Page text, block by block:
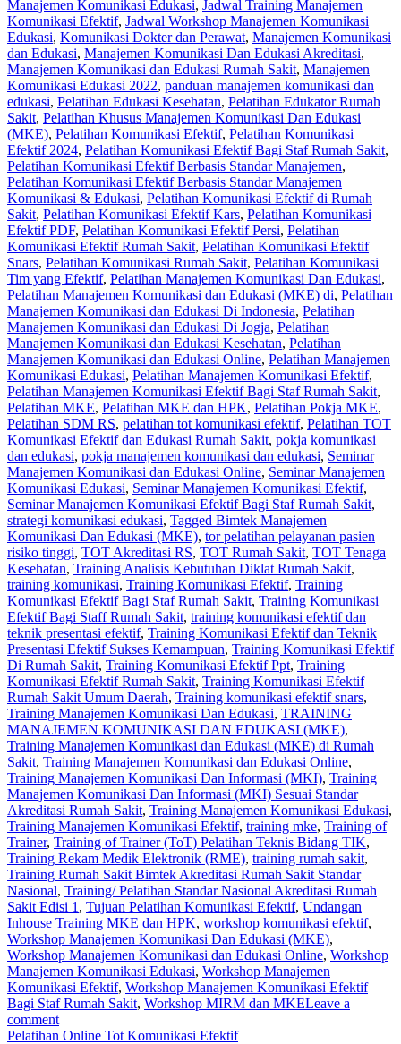
Manajemen Komunikasi Edukasi, Jadwal Training Manajemen
Komunikasi Efektif, Jadwal Workshop Manajemen Komunikasi
Edukasi, Komunikasi Dokter dan Perawat, Manajemen Komunikasi
dan Edukasi, Manajemen Komunikasi Dan Edukasi Akreditasi,
Manajemen Komunikasi dan Edukasi Rumah Sakit, Manajemen
Komunikasi Edukasi 2022, panduan manajemen komunikasi dan
edukasi, Pelatihan Edukasi Kesehatan, Pelatihan Edukator Rumah
Sakit, Pelatihan Khusus Manajemen Komunikasi Dan Edukasi
(MKE), Pelatihan Komunikasi Efektif, Pelatihan Komunikasi
Efektif 2024, Pelatihan Komunikasi Efektif Bagi Staf Rumah Sakit,
Pelatihan Komunikasi Efektif Berbasis Standar Manajemen,
Pelatihan Komunikasi Efektif Berbasis Standar Manajemen
Komunikasi & Edukasi, Pelatihan Komunikasi Efektif di Rumah
Sakit, Pelatihan Komunikasi Efektif Kars, Pelatihan Komunikasi
Efektif PDF, Pelatihan Komunikasi Efektif Persi, Pelatihan
Komunikasi Efektif Rumah Sakit, Pelatihan Komunikasi Efektif
Snars, Pelatihan Komunikasi Rumah Sakit, Pelatihan Komunikasi
Tim yang Efektif, Pelatihan Manajemen Komunikasi Dan Edukasi,
Pelatihan Manajemen Komunikasi dan Edukasi (MKE) di, Pelatihan
Manajemen Komunikasi dan Edukasi Di Indonesia, Pelatihan
Manajemen Komunikasi dan Edukasi Di Jogja, Pelatihan
Manajemen Komunikasi dan Edukasi Kesehatan, Pelatihan
Manajemen Komunikasi dan Edukasi Online, Pelatihan Manajemen
Komunikasi Edukasi, Pelatihan Manajemen Komunikasi Efektif,
Pelatihan Manajemen Komunikasi Efektif Bagi Staf Rumah Sakit,
Pelatihan MKE, Pelatihan MKE dan HPK, Pelatihan Pokja MKE,
Pelatihan SDM RS, pelatihan tot komunikasi efektif, Pelatihan TOT
Komunikasi Efektif dan Edukasi Rumah Sakit, pokja komunikasi
dan edukasi, pokja manajemen komunikasi dan edukasi, Seminar
Manajemen Komunikasi dan Edukasi Online, Seminar Manajemen
Komunikasi Edukasi, Seminar Manajemen Komunikasi Efektif,
Seminar Manajemen Komunikasi Efektif Bagi Staf Rumah Sakit,
strategi komunikasi edukasi, Tagged Bimtek Manajemen
Komunikasi Dan Edukasi (MKE), tor pelatihan pelayanan pasien
risiko tinggi, TOT Akreditasi RS, TOT Rumah Sakit, TOT Tenaga
Kesehatan, Training Analisis Kebutuhan Diklat Rumah Sakit,
training komunikasi, Training Komunikasi Efektif, Training
Komunikasi Efektif Bagi Staf Rumah Sakit, Training Komunikasi
Efektif Bagi Staff Rumah Sakit, training komunikasi efektif dan
teknik presentasi efektif, Training Komunikasi Efektif dan Teknik
Presentasi Efektif Sukses Kemampuan, Training Komunikasi Efektif
Di Rumah Sakit, Training Komunikasi Efektif Ppt, Training
Komunikasi Efektif Rumah Sakit, Training Komunikasi Efektif
Rumah Sakit Umum Daerah, Training komunikasi efektif snars,
Training Manajemen Komunikasi Dan Edukasi, TRAINING
MANAJEMEN KOMUNIKASI DAN EDUKASI (MKE),
Training Manajemen Komunikasi dan Edukasi (MKE) di Rumah
Sakit, Training Manajemen Komunikasi dan Edukasi Online,
Training Manajemen Komunikasi Dan Informasi (MKI), Training
Manajemen Komunikasi Dan Informasi (MKI) Sesuai Standar
Akreditasi Rumah Sakit, Training Manajemen Komunikasi Edukasi,
Training Manajemen Komunikasi Efektif, training mke, Training of
Trainer, Training of Trainer (ToT) Pelatihan Teknis Bidang TIK,
Training Rekam Medik Elektronik (RME), training rumah sakit,
Training Rumah Sakit Bimtek Akreditasi Rumah Sakit Standar
Nasional, Training/ Pelatihan Standar Nasional Akreditasi Rumah
Sakit Edisi 1 , Tujuan Pelatihan Komunikasi Efektif, Undangan
Inhouse Training MKE dan HPK, workshop komunikasi efektif,
Workshop Manajemen Komunikasi Dan Edukasi (MKE),
Workshop Manajemen Komunikasi dan Edukasi Online, Workshop
Manajemen Komunikasi Edukasi, Workshop Manajemen
Komunikasi Efektif, Workshop Manajemen Komunikasi Efektif
Bagi Staf Rumah Sakit, Workshop MIRM dan MKELeave a
comment
Pelatihan Online Tot Komunikasi Efektif